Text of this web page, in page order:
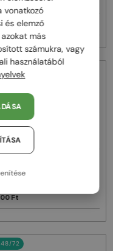
Ft
48/72
- 604 - 53
Ft
48/72
vonatkozó
és elemző
más
számukra, vagy
használatából